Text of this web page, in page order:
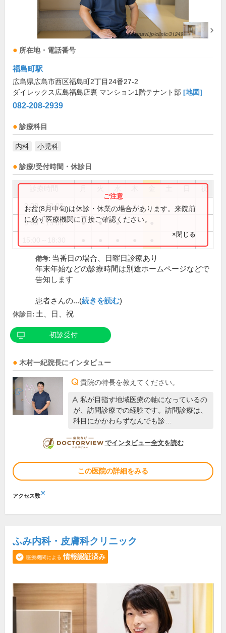
所在地・電話番号
福島町駅
広島県広島市西区福島町2丁目24番27-2
ダイレックス広島福島店裏 マンション1階テナント部 [地図]
082-208-2939
診療科目
内科 小児科
診療/受付時間・休診日
9:00～12:00 ●
9:00～13:00 ● ● ●
お盆(8月中旬)は休診・休業の場合があります。来院前
に必ず医療機関に直接ご確認ください。
×閉じる
備考: 当番日の場合、日曜日診療あり
年末年始などの診療時間は別途ホームページなどで
告知します
患者さんの...(続きを読む)
休診日: 土、日、祝
初診受付
木村一紀院長にインタビュー
貴院の特長を教えてください。
私が目指す地域医療の軸になっているの
が、訪問診療での経験です。訪問診療は、
科目にかかわらずなんでも診…
DOCTORVIEW
でインタビュー全文を読む
この医院の詳細をみる
アクセス数※
ふみ内科・皮膚科クリニック
医療機関による 情報認証済み